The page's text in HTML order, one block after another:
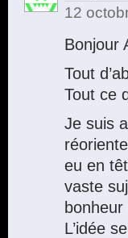
12
Bonjour
Tout
Tout ce
Je suis
eu en
vaste
L’idée